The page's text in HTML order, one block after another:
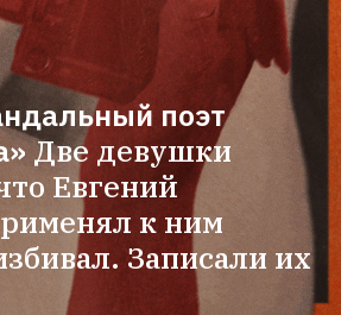
поэт
Две девушки
Евгений
к ним
Записали их